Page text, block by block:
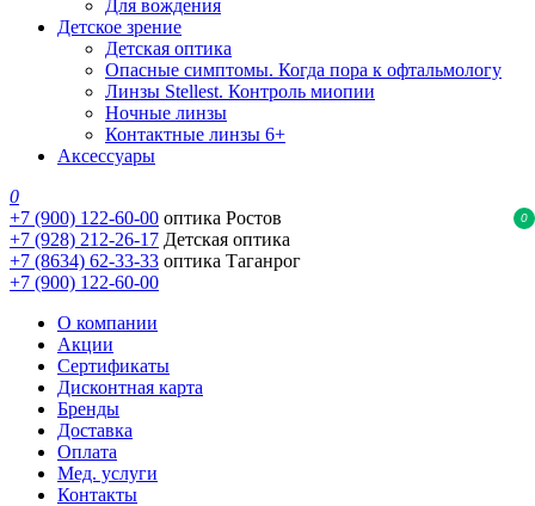
Для вождения
Детское зрение
Детская оптика
Опасные симптомы. Когда пора к офтальмологу
Линзы Stellest. Контроль миопии
Ночные линзы
Контактные линзы 6+
Аксессуары
0
0
+7 (900) 122-60-00 оптика Ростов
+7 (928) 212-26-17 Детская оптика
+7 (8634) 62-33-33 оптика Таганрог
+7 (900) 122-60-00
О компании
Акции
Сертификаты
Дисконтная карта
Бренды
Доставка
Оплата
Мед. услуги
Контакты